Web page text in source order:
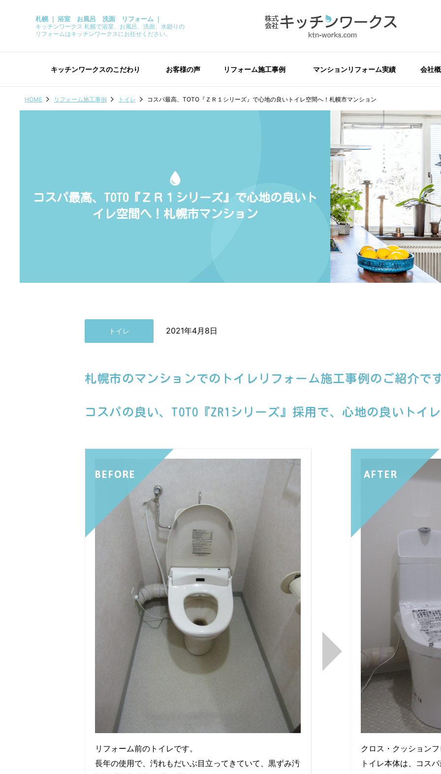
札幌 ｜ 浴室 お風呂 洗面 リフォーム ｜
キッチンワークス 札幌で浴室、お風呂、洗面、水廻りの
リフォームはキッチンワークスにお任せください。
キッチンワークスのこだわり お客様の声 リフォーム施工事例 マンションリフォーム実績 会社
HOME リフォーム施工事例 トイレ コスパ最高、TOTO『ＺＲ１シリーズ』で心地の良いトイレ空間へ！札幌市マンション
コスパ最高、TOTO『ＺＲ１シリーズ』で心地の良いト
イレ空間へ！札幌市マンション
トイレ 2021年4月8日
札幌市のマンションでのトイレリフォーム施工事例のご紹介で
コスパの良い、TOTO『ZR1シリーズ』採用で、心地の良いトイレ
BEFORE
リフォーム前のトイレです。
長年の使用で、汚れもだいぶ目立ってきていて、黒ずみ汚
AFTER
クロス・クッション
トイレ本体は、コス